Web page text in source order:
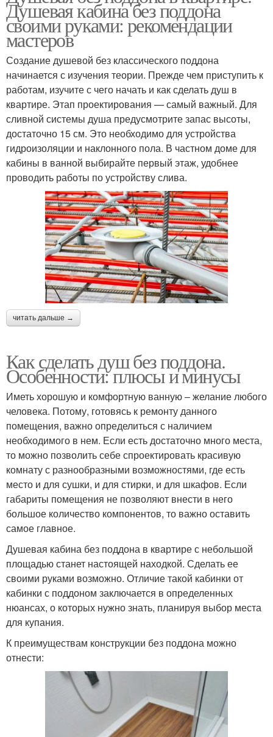
Душевая кабина без поддона
своими руками: рекомендации
мастеров
Создание душевой без классического поддона
начинается с изучения теории. Прежде чем приступить к
работам, изучите с чего начать и как сделать душ в
квартире. Этап проектирования — самый важный. Для
сливной системы душа предусмотрите запас высоты,
достаточно 15 см. Это необходимо для устройства
гидроизоляции и наклонного пола. В частном доме для
кабины в ванной выбирайте первый этаж, удобнее
проводить работы по устройству слива.
читать дальше →
Как сделать душ без поддона.
Особенности: плюсы и минусы
Иметь хорошую и комфортную ванную – желание любого
человека. Потому, готовясь к ремонту данного
помещения, важно определиться с наличием
необходимого в нем. Если есть достаточно много места,
то можно позволить себе спроектировать красивую
комнату с разнообразными возможностями, где есть
место и для сушки, и для стирки, и для шкафов. Если
габариты помещения не позволяют внести в него
большое количество компонентов, то важно оставить
самое главное.
Душевая кабина без поддона в квартире с небольшой
площадью станет настоящей находкой. Сделать ее
своими руками возможно. Отличие такой кабинки от
кабинки с поддоном заключается в определенных
нюансах, о которых нужно знать, планируя выбор места
для купания.
К преимуществам конструкции без поддона можно
отнести: